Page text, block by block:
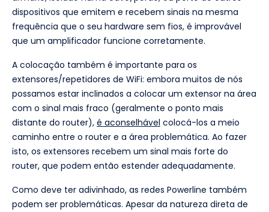
dispositivos que emitem e recebem sinais na mesma
frequência que o seu hardware sem fios, é improvável
que um amplificador funcione corretamente.
A colocação também é importante para os
extensores/repetidores de WiFi: embora muitos de nós
possamos estar inclinados a colocar um extensor na área
com o sinal mais fraco (geralmente o ponto mais
distante do router), é aconselhável colocá-los a meio
caminho entre o router e a área problemática. Ao fazer
isto, os extensores recebem um sinal mais forte do
router, que podem então estender adequadamente.
Como deve ter adivinhado, as redes Powerline também
podem ser problemáticas. Apesar da natureza direta de